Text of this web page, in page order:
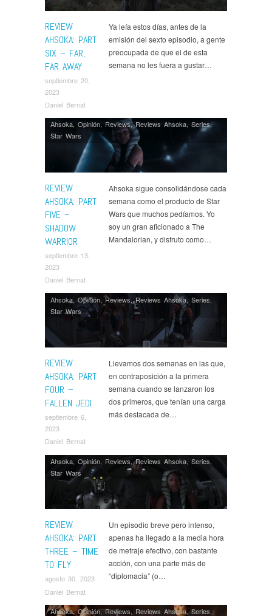
REVIEW
AHSOKA: PART
SIX – FAR,
FAR AWAY
septiembre 20,
2023
Daniel Bernat
Ya leía estos días, antes de la
emisión del sexto episodio, a gente
preocupada de que el de esta
semana no les fuera a gustar…
REVIEW
AHSOKA: PART
FIVE –
SHADOW
WARRIOR
septiembre 13,
2023
Daniel Bernat
Ahsoka, Opinión, Reviews,Reviews Ahsoka, Series,
Star Wars
Ahsoka sigue consolidándose cada
semana como el producto de Star
Wars que muchos pedíamos. Yo
soy un gran aficionado a The
Mandalorian, y disfruto como…
REVIEW
AHSOKA: PART
FOUR –
FALLEN JEDI
septiembre 6,
2023
Daniel Bernat
Ahsoka,Opinión,Reviews ,Reviews Ahsoka, Series,
Star Wars
Llevamos dos semanas en las que,
en contraposición a la primera
semana cuando se lanzaron los
dos primeros, que tenían una carga
más destacada de…
REVIEW
AHSOKA: PART
THREE – TIME
TO FLY
agosto 30, 2023
Daniel Bernat
Ahsoka, Opinión, Reviews,Reviews Ahsoka, Series,
Star Wars
Un episodio breve pero intenso,
apenas ha llegado a la media hora
de metraje efectivo, con bastante
acción, con una parte más de
“diplomacia” (o…
Ahsoka,Opinión,Reviews, Reviews Ahsoka,Series,